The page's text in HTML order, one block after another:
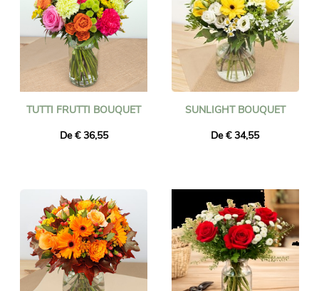
TUTTI FRUTTI BOUQUET
De € 36,55
SUNLIGHT BOUQUET
De € 34,55